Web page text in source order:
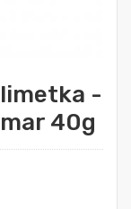
-
40g